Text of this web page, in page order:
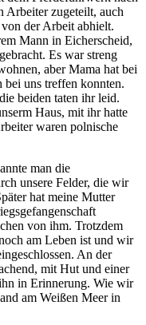
Arbeiter zugeteilt, auch
der Arbeit abhielt.
Mann in Eicherscheid,
Es war streng
aber Mama hat bei
bei uns treffen konnten.
beiden taten ihr leid.
Haus, mit ihr hatte
waren polnische
man die
unsere Felder, die wir
hat meine Mutter
von ihm. Trotzdem
am Leben ist und wir
An der
mit Hut und einer
in Erinnerung. Wie wir
am Weißen Meer in